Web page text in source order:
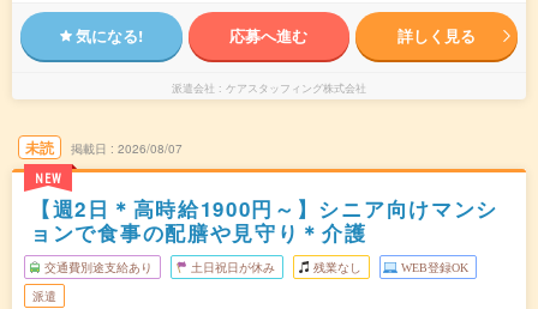
気になる! 応募へ進む 詳しく見る
派遣会社 ケアスタッフィング株式会社
未読
NEW
掲載日 2026/08/07
【週2日＊高時給1900円～】シニア向けマンシ
ョンで食事の配膳や見守り＊介護
交通費別途支給あり 土日祝日が休み 残業なし WEB登録OK
派遣